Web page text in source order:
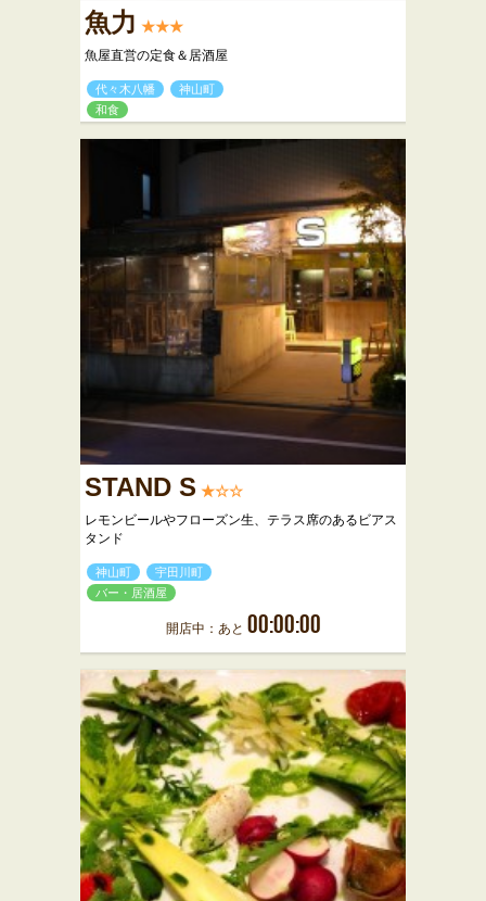
魚力 ★★★
魚屋直営の定食＆居酒屋
代々木八幡
神山町
和食
STAND S ★☆☆
レモンビールやフローズン生、テラス席のあるビアス
タンド
神山町
宇田川町
バー・居酒屋
開店中：あと 00:00:00